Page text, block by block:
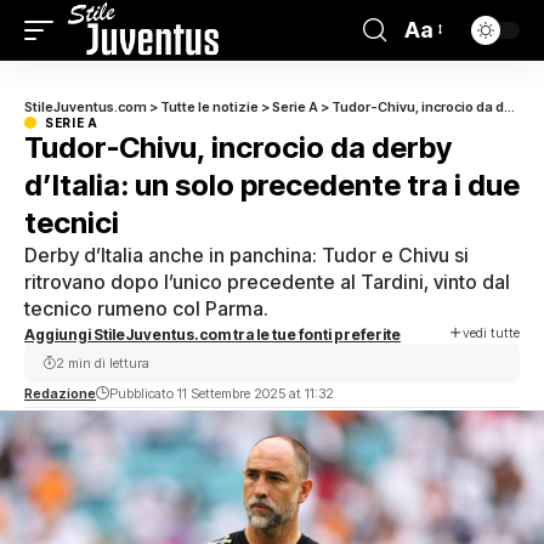
Aa
StileJuventus.com > Tutte le notizie >Serie A > Tudor-Chivu, incrocio da derby d’Italia: un solo precedente tra i due tecnici
SERIE A
Tudor-Chivu, incrocio da derby
d’Italia: un solo precedente tra i due
tecnici
Derby d’Italia anche in panchina: Tudor e Chivu si
ritrovano dopo l’unico precedente al Tardini, vinto dal
tecnico rumeno col Parma.
Aggiungi StileJuventus.com tra le tue fonti preferite vedi tutte
Redazione Pubblicato 11 Settembre 2025 at 11:32
2 min di lettura